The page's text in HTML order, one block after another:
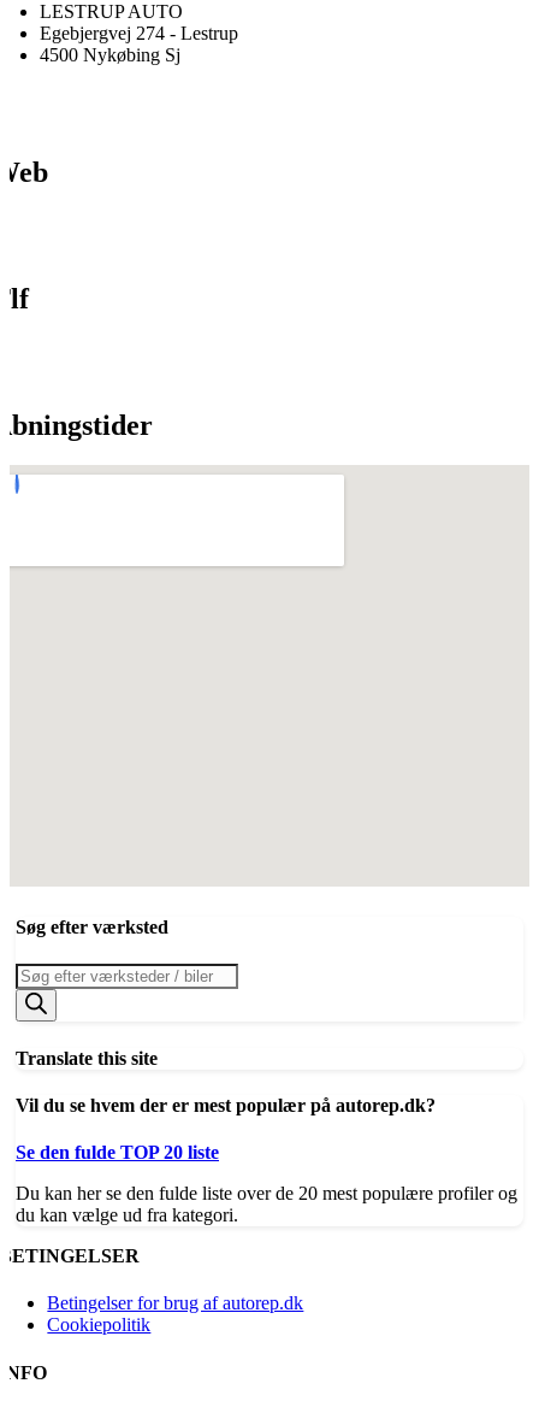
LESTRUP AUTO
Egebjergvej 274 - Lestrup
4500 Nykøbing Sj
Søg efter værksted
Products
search
Translate this site
Vil du se hvem der er mest populær på autorep.dk?
Se den fulde TOP 20 liste
Du kan her se den fulde liste over de 20 mest populære profiler og
du kan vælge ud fra kategori.
BETINGELSER
Betingelser for brug af autorep.dk
Cookiepolitik
INFO